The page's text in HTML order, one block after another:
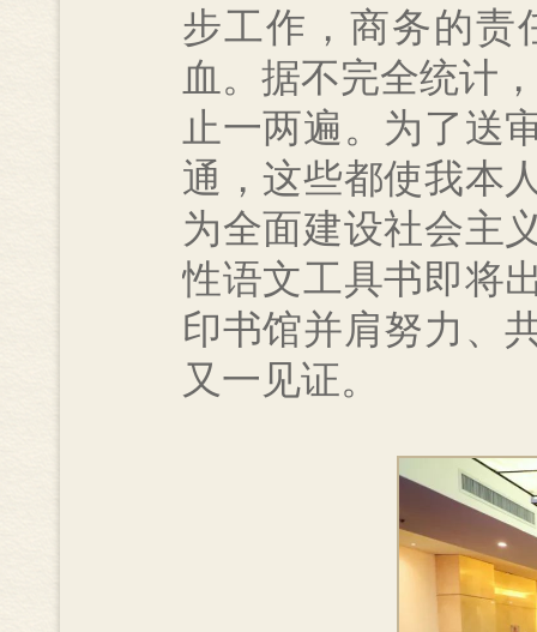
步工作，商务的责
血。据不完全统计
止一两遍。为了送
通，这些都使我本
为全面建设社会主
性语文工具书即将
印书馆并肩努力、
又一见证。